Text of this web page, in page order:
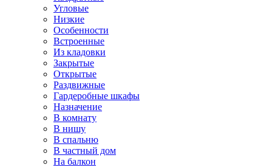
Угловые
Низкие
Особенности
Встроенные
Из кладовки
Закрытые
Открытые
Раздвижные
Гардеробные шкафы
Назначение
В комнату
В нишу
В спальню
В частный дом
На балкон